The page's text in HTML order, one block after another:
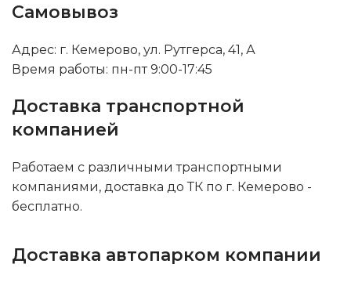
Самовывоз
Адрес: г. Кемерово, ул. Рутгерса, 41, А
Время работы: пн-пт 9:00-17:45
Доставка транспортной
компанией
Работаем с различными транспортными
компаниями, доставка до ТК по г. Кемерово -
бесплатно.
Доставка автопарком компании